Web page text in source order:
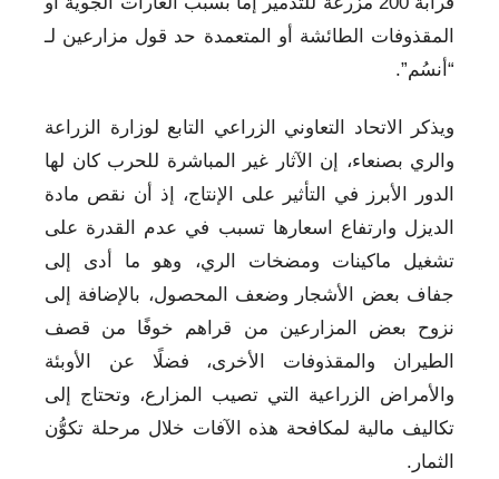
المقذوفات الطائشة أو المتعمدة حد قول مزارعين لـ
“أنسُم”.
ويذكر الاتحاد التعاوني الزراعي التابع لوزارة الزراعة
والري بصنعاء، إن الآثار غير المباشرة للحرب كان لها
الدور الأبرز في التأثير على الإنتاج، إذ أن نقص مادة
الديزل وارتفاع اسعارها تسبب في عدم القدرة على
تشغيل ماكينات ومضخات الري، وهو ما أدى إلى
جفاف بعض الأشجار وضعف المحصول، بالإضافة إلى
نزوح بعض المزارعين من قراهم خوفًا من قصف
الطيران والمقذوفات الأخرى، فضلًا عن الأوبئة
والأمراض الزراعية التي تصيب المزارع، وتحتاج إلى
تكاليف مالية لمكافحة هذه الآفات خلال مرحلة تكوُّن
الثمار.